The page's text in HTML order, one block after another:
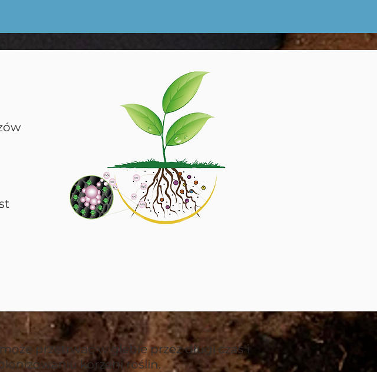
przetrwać w glebie przez długi czas i
korzeni roślin.